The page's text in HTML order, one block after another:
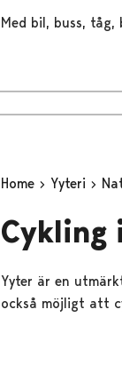
Med bil, buss,
Home Yyteri
Cykling
Yyter är en
också möjligt att